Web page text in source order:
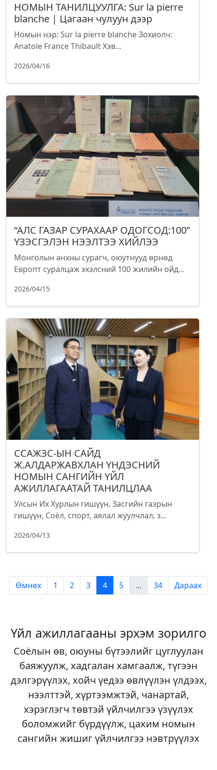
НОМЫН ТАНИЛЦУУЛГА: Sur la pierre
blanche | Цагаан чулуун дээр
Номын нэр: Sur la pierre blanche Зохиолч:
Anatole France Thibault Хэв...
2026/04/16
“АЛС ГАЗАР СУРАХААР ОДОГСОД:100”
ҮЗЭСГЭЛЭН НЭЭЛТЭЭ ХИЙЛЭЭ
Монголын анхны сурагч, оюутнууд өрнөд
Европт суралцаж эхэлсний 100 жилийн ойд...
2026/04/15
ССАЖЗС-ЫН САЙД
Ж.АЛДАРЖАВХЛАН ҮНДЭСНИЙ
НОМЫН САНГИЙН ҮЙЛ
АЖИЛЛАГААТАЙ ТАНИЛЦЛАА
Улсын Их Хурлын гишүүн, Засгийн газрын
гишүүн, Соёл, спорт, аялал жуулчлал, з...
2026/04/13
Өмнөх 1 2 3 4 5 ... 34 Дараах
Үйл ажиллагааны эрхэм зорилго
Соёлын өв, оюуны бүтээлийг цуглуулан
баяжуулж, хадгалан хамгаалж, түгээн
дэлгэрүүлэх, хойч үедээ өвлүүлэн үлдээх,
нээлттэй, хүртээмжтэй, чанартай,
хэрэглэгч төвтэй үйлчилгээ үзүүлэх
боломжийг бүрдүүлж, цахим номын
сангийн жишиг үйлчилгээ нэвтрүүлэх